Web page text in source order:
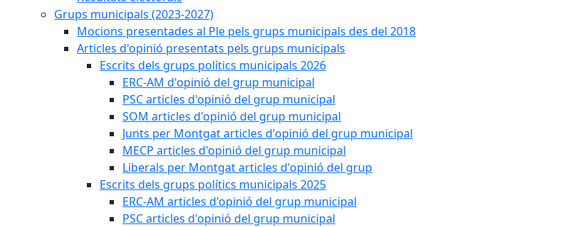
Grups municipals (2023-2027)
Mocions presentades al Ple pels grups municipals des del 2018
Articles d'opinió presentats pels grups municipals
Escrits dels grups polítics municipals 2026
ERC-AM d'opinió del grup municipal
PSC articles d'opinió del grup municipal
SOM articles d'opinió del grup municipal
Junts per Montgat articles d'opinió del grup municipal
MECP articles d'opinió del grup municipal
Liberals per Montgat articles d'opinió del grup
Escrits dels grups polítics municipals 2025
ERC-AM articles d'opinió del grup municipal
PSC articles d'opinió del grup municipal